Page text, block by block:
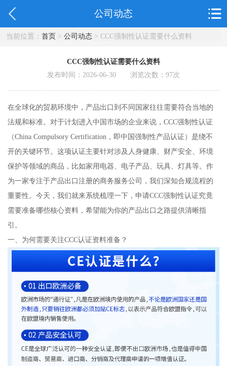
公司动态
当前位置： 首页> 公司动态> CCC强制性认证需要什么资料
CCC强制性认证需要什么资料
发布时间：2026-06-30 浏览次数： 97次
在全球化的贸易环境中，产品出口到不同国家往往需要符合当地的
法规和标准。对于计划进入中国市场的企业来说，CCC强制性认证
（China Compulsory Certification，即中国强制性产品认证）是绕不
开的关键环节。这项认证主要针对涉及人身健康、财产安全、环境
保护等领域的商品，比如家用电器、电子产品、玩具、灯具等。作
为一家专注于产品出口注册的商务服务公司，我们深知合规流程的
重要性。今天，我们就来系统梳理一下，申请CCC强制性认证究竟
需要准备哪些核心资料，希望能为你的产品出口之路提供清晰指
引。
一、为何需要关注CCC认证资料准备？